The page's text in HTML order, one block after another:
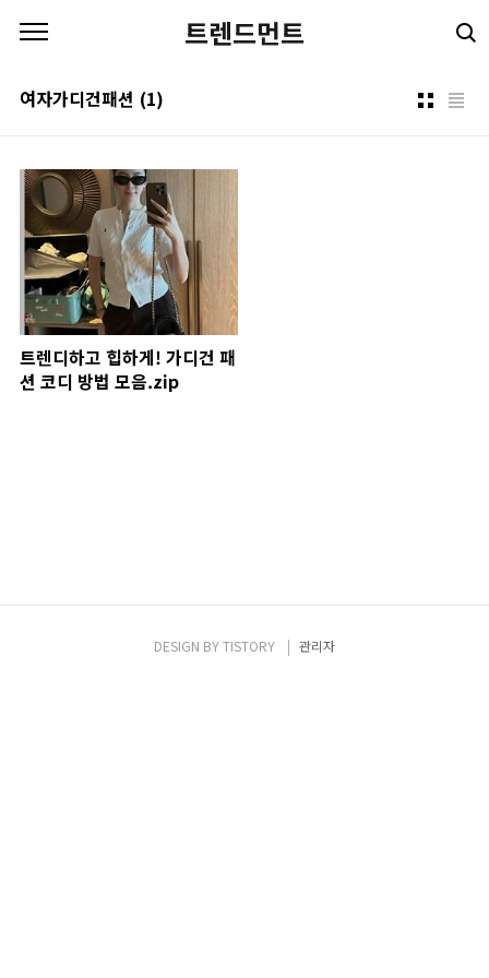
트렌드먼트
여자가디건패션 (1)
트렌디하고 힙하게! 가디건 패
션 코디 방법 모음.zip
DESIGN BYTISTORY 관리자